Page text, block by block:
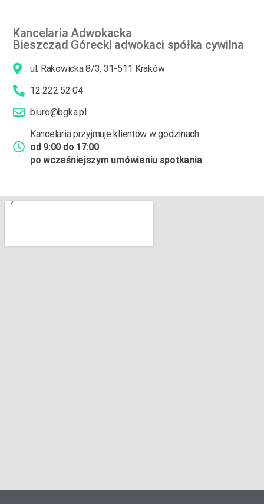
Kancelaria Adwokacka
Bieszczad Górecki adwokaci spółka cywilna
ul. Rakowicka 8/3, 31-511 Kraków
12 222 52 04
biuro@bgka.pl
Kancelaria przyjmuje klientów w godzinach
od 9:00 do 17:00
po wcześniejszym umówieniu spotkania